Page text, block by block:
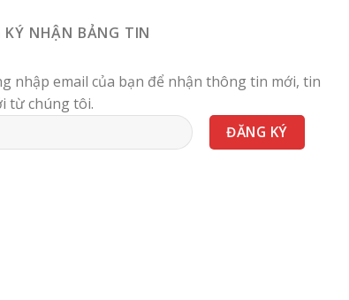
NHẬN BẢNG TIN
nhập email của bạn để nhận thông tin mới, tin
từ chúng tôi.